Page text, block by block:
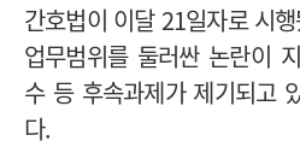
간호법이 이달 21일자로 시
업무범위를 둘러싼 논란이
수 등 후속과제가 제기되고
다.